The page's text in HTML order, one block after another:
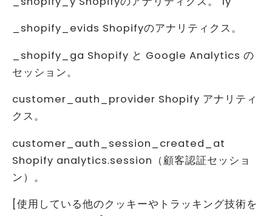
_shopify_evids Shopifyのアナリティクス。
_shopify_ga Shopify と Google Analytics の
セッション。
customer_auth_provider Shopify アナリティ
クス。
customer_auth_session_created_at
Shopify analytics.session（顧客認証セッショ
ン）。
[使用している他のクッキーやトラッキング技術を